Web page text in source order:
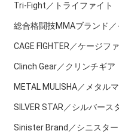
Tri-Fight／トライファイト
総合格闘技MMAブランド
CAGE FIGHTER／ケージフ
Clinch Gear／クリンチギア
METAL MULISHA／メタル
SILVER STAR／シルバース
Sinister Brand／シニスタ